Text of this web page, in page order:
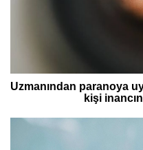
Uzmanından paranoya
kişi